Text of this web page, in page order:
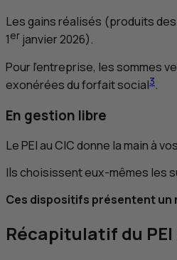
Les gains réalisés (produits
1er janvier 2026).
Pour l’entreprise, les sommes
exonérées du forfait social3.
En gestion libre
LePEIauCICdonne la main à
Ils choisissent eux-mêmes les
Ces dispositifs présentent un
Récapitulatif du PEI